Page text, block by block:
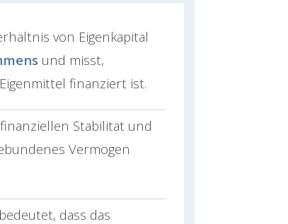
von Eigenkapital
und misst,
finanziert ist.
Stabilität und
Vermögen
dass das